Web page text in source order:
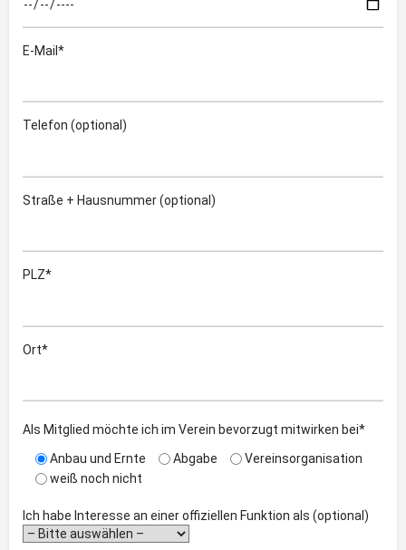
E-Mail*
Telefon (optional)
Straße + Hausnummer (optional)
PLZ*
Ort*
Als Mitglied möchte ich im Verein bevorzugt mitwirken bei*
Anbau und Ernte
Abgabe
Vereinsorganisation
weiß noch nicht
Ich habe Interesse an einer offiziellen Funktion als (optional)